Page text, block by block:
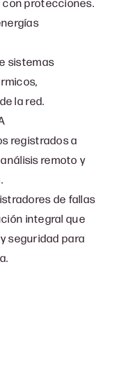
sistemas
la red.
registrados a
remoto y
de fallas
integral que
seguridad para